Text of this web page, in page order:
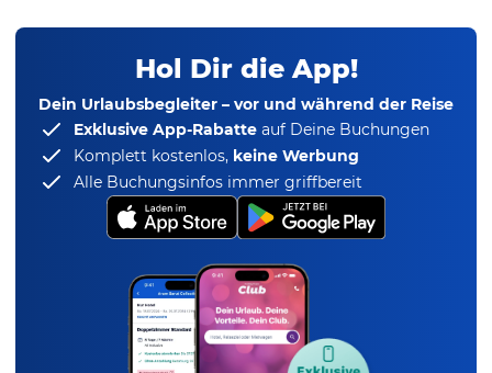
Hol Dir die App!
Dein Urlaubsbegleiter – vor und während der Reise
Exklusive App-Rabatte auf Deine Buchungen
Komplett kostenlos, keine Werbung
Alle Buchungsinfos immer griffbereit